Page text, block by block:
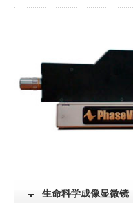
生命科学成像显微镜